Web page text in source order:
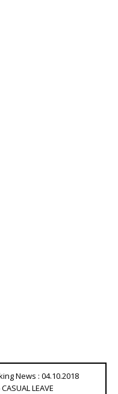
News : 04.10.2018
LEAVE